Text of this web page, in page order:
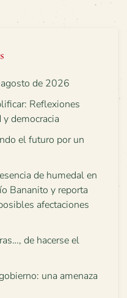
de 2026
Reflexiones
democracia
el futuro por un
de humedal en
Bananito y reporta
afectaciones
de hacerse el
una amenaza